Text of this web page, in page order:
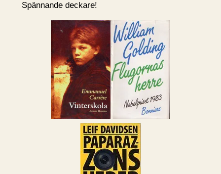
Spännande deckare!